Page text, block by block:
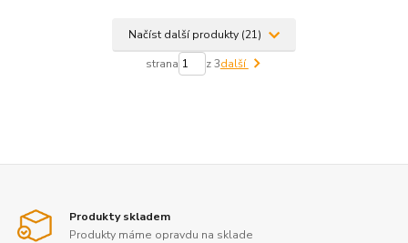
Načíst další produkty (21)
strana z 3další
Produkty skladem
Produkty máme opravdu na sklade